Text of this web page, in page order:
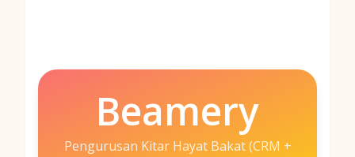
Beamery
Pengurusan Kitar Hayat Bakat (CRM +